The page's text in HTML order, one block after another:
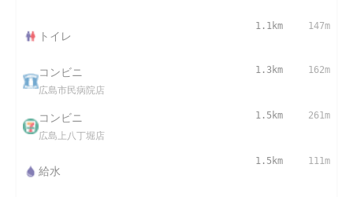
トイレ
1.1km 147m
コンビニ
広島市民病院店
1.3km 162m
コンビニ
広島上八丁堀店
1.5km 261m
給水
1.5km 111m